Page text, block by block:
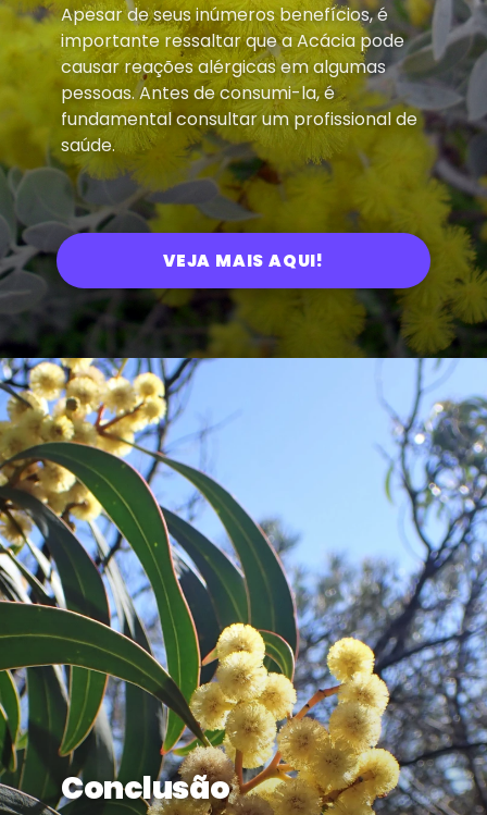
Apesar de seus inúmeros benefícios, é
importante ressaltar que a Acácia pode
causar reações alérgicas em algumas
pessoas. Antes de consumi-la, é
fundamental consultar um profissional de
saúde.
VEJA MAIS AQUI!
Conclusão